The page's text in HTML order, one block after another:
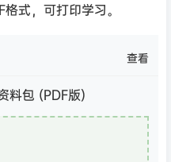
式，可打印学习。
查看
料包 (PDF版)